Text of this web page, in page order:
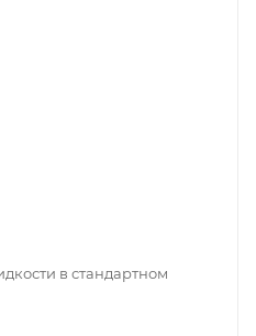
в стандартном